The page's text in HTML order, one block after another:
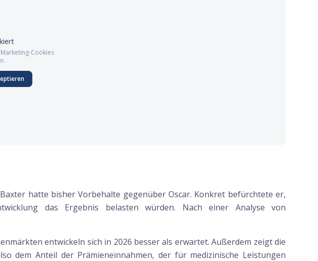
Marketing-Cookies
hatte bisher Vorbehalte gegenüber Oscar. Konkret befürchtete er,
das Ergebnis belasten würden. Nach einer Analyse von
entwickeln sich in 2026 besser als erwartet. Außerdem zeigt die
dem Anteil der Prämieneinnahmen, der für medizinische Leistungen